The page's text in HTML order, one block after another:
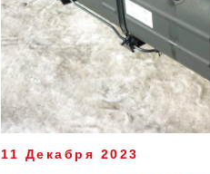
11 Декабря 2023